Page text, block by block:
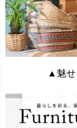
▲魅せ